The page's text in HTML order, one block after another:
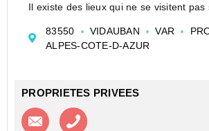
Il existe des lieux qui ne se visitent pas
Cette maison est de ceux-là...
Amoureux de nature, de calme et de
83550 VIDAUBAN VAR
ALPES-COTE-D-AZUR
PROPRIETES PRIVEES
Contacter l'agence